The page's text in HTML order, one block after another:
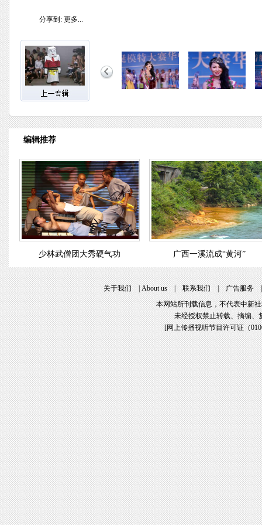
分享到: 更多...
编辑推荐
少林武僧团大秀硬气功 广西一溪流成“黄河”
关于我们|About us|联系我们|广告服务
本网站所刊载信息，不代表中新
未经授权禁止转载、摘编、
[网上传播视听节目许可证（